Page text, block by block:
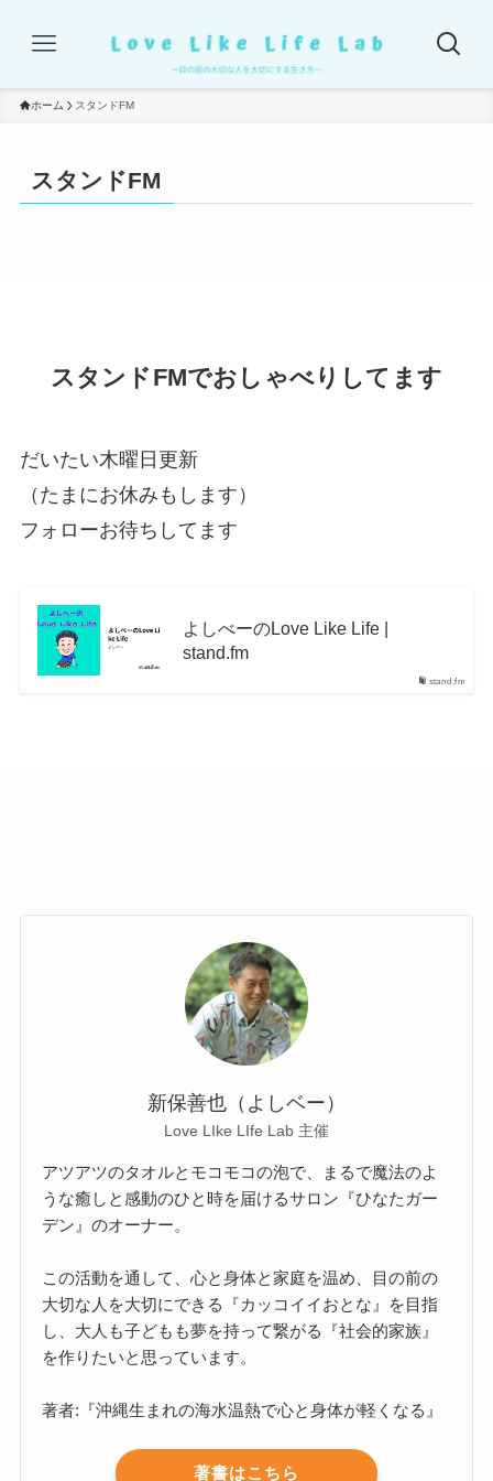
ホーム スタンドFM
スタンドFM
スタンドFMでおしゃべりしてます
だいたい木曜日更新
（たまにお休みもします）
フォローお待ちしてます
stand.fm
よしべーのLove Like Life |
stand.fm
新保善也（よしベー）
Love LIke LIfe Lab 主催
アツアツのタオルとモコモコの泡で、まるで魔法のよ
うな癒しと感動のひと時を届けるサロン『ひなたガー
デン』のオーナー。
この活動を通して、心と身体と家庭を温め、目の前の
大切な人を大切にできる『カッコイイおとな』を目指
し、大人も子どもも夢を持って繋がる『社会的家族』
を作りたいと思っています。
著者:『沖縄生まれの海水温熱で心と身体が軽くなる』
著書はこちら